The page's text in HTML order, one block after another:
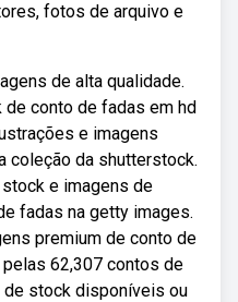
fotos de arquivo e
de alta qualidade.
conto de fadas em hd
e imagens
coleção da shutterstock.
e imagens de
fadas na getty images.
premium de conto de
62,307 contos de
stock disponíveis ou